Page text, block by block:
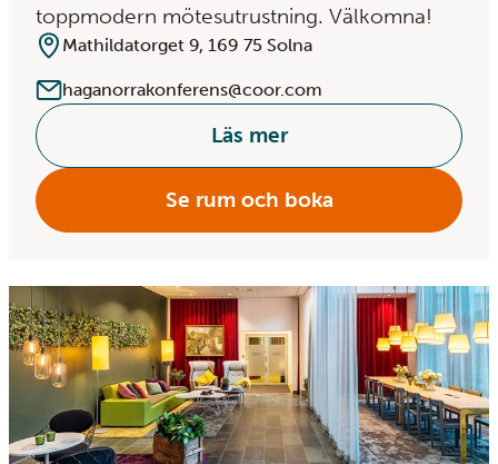
toppmodern mötesutrustning. Välkomna!
Mathildatorget 9, 169 75 Solna
haganorrakonferens@coor.com
Läs mer
Se rum och boka